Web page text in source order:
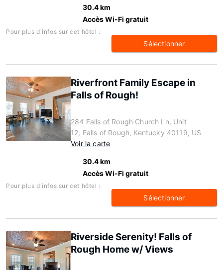
30.4 km
Accès Wi-Fi gratuit
Pour plus d'infos sur cet hôtel :
Sélectionner
Riverfront Family Escape in
Falls of Rough!
284 Falls of Rough Church Ln, Unit
12, Falls of Rough, Kentucky 40119, US
Voir la carte
30.4 km
Accès Wi-Fi gratuit
Pour plus d'infos sur cet hôtel :
Sélectionner
Riverside Serenity! Falls of
Rough Home w/ Views